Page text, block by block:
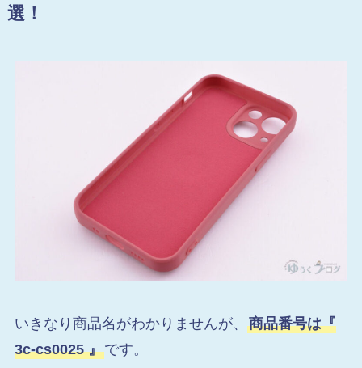
選！
いきなり商品名がわかりませんが、 商品番号は『
3c-cs0025 』です。